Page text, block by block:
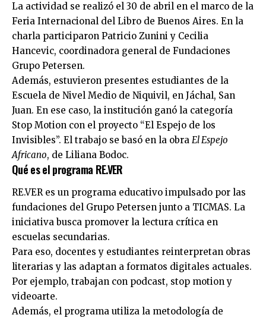
La actividad se realizó el 30 de abril en el marco de la
Feria Internacional del Libro de Buenos Aires. En la
charla participaron Patricio Zunini y Cecilia
Hancevic, coordinadora general de Fundaciones
Grupo Petersen.
Además, estuvieron presentes estudiantes de la
Escuela de Nivel Medio de Niquivil, en Jáchal, San
Juan. En ese caso, la institución ganó la categoría
Stop Motion con el proyecto “El Espejo de los
Invisibles”. El trabajo se basó en la obra El Espejo
Africano, de Liliana Bodoc.
Qué es el programa RE.VER
RE.VER es un programa educativo impulsado por las
fundaciones del Grupo Petersen junto a TICMAS. La
iniciativa busca promover la lectura crítica en
escuelas secundarias.
Para eso, docentes y estudiantes reinterpretan obras
literarias y las adaptan a formatos digitales actuales.
Por ejemplo, trabajan con podcast, stop motion y
videoarte.
Además, el programa utiliza la metodología de